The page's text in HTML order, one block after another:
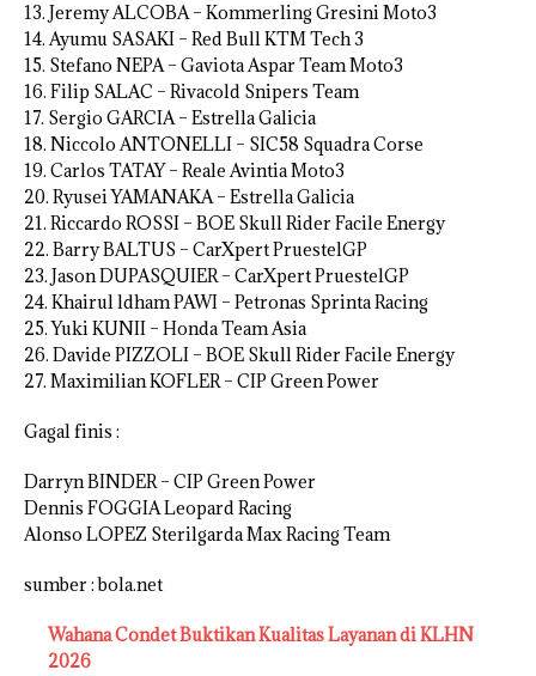
13. Jeremy ALCOBA – Kommerling Gresini Moto3
14. Ayumu SASAKI – Red Bull KTM Tech 3
15. Stefano NEPA – Gaviota Aspar Team Moto3
16. Filip SALAC – Rivacold Snipers Team
17. Sergio GARCIA – Estrella Galicia
18. Niccolo ANTONELLI – SIC58 Squadra Corse
19. Carlos TATAY – Reale Avintia Moto3
20. Ryusei YAMANAKA – Estrella Galicia
21. Riccardo ROSSI – BOE Skull Rider Facile Energy
22. Barry BALTUS – CarXpert PruestelGP
23. Jason DUPASQUIER – CarXpert PruestelGP
24. Khairul ldham PAWI – Petronas Sprinta Racing
25. Yuki KUNII – Honda Team Asia
26. Davide PIZZOLI – BOE Skull Rider Facile Energy
27. Maximilian KOFLER – CIP Green Power
Gagal finis :
Darryn BINDER – CIP Green Power
Dennis FOGGIA Leopard Racing
Alonso LOPEZ Sterilgarda Max Racing Team
sumber : bola.net
Wahana Condet Buktikan Kualitas Layanan di KLHN
2026